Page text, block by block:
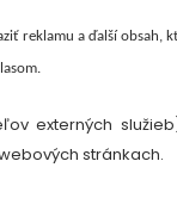
reklamu a ďalší obsah,
externých
stránkach.